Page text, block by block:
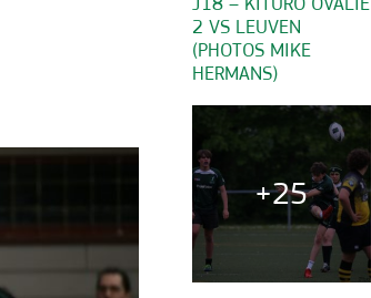
2 VS LEUVEN
(PHOTOS MIKE
HERMANS)
+25